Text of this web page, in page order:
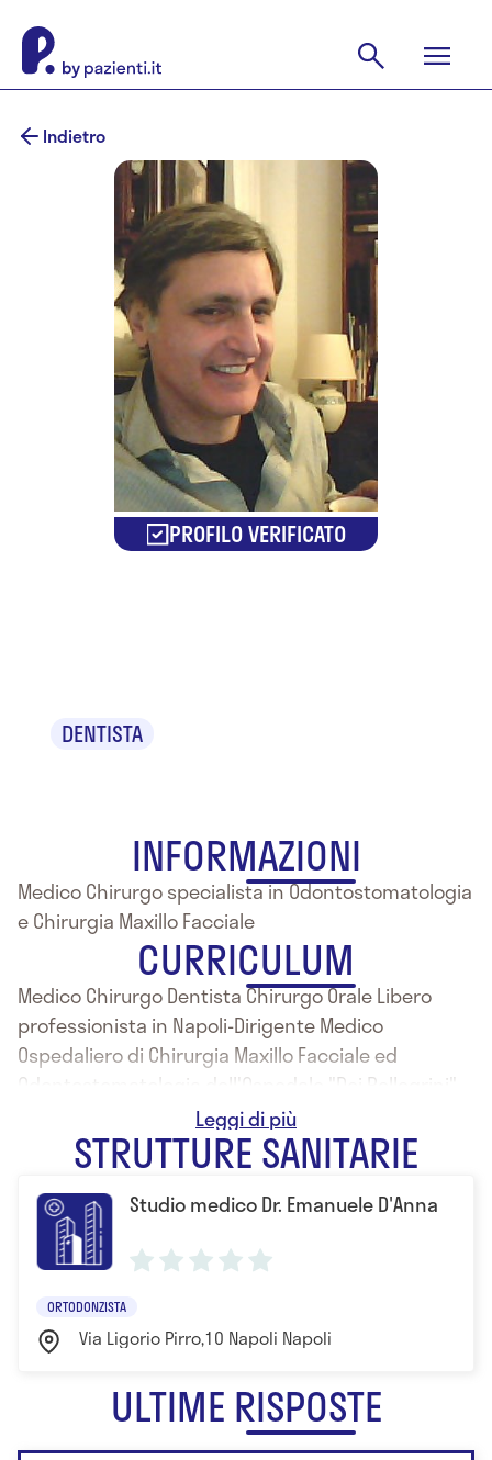
Indietro
PROFILO VERIFICATO
DENTISTA
INFORMAZIONI
Medico Chirurgo specialista in Odontostomatologia
e Chirurgia Maxillo Facciale
CURRICULUM
Medico Chirurgo Dentista Chirurgo Orale Libero
professionista in Napoli-Dirigente Medico
Ospedaliero di Chirurgia Maxillo Facciale ed
Odontostomatologia dell'Ospedale "Dei Pellegrini"
STRUTTURE SANITARIE
Studio medico Dr. Emanuele D'Anna
ORTODONZISTA
Via Ligorio Pirro,10 Napoli Napoli
ULTIME RISPOSTE